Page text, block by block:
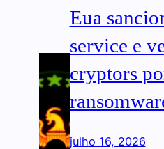
Eua
service e
cryptors
julho 16, 2026